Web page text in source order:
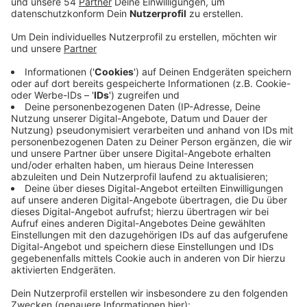
Anzeige
Der Mann soll vor drei Jahren einen psychisch kranken
Patienten mit einer Überdosis Beruhigungsmittel
getötet haben. Das Ganze soll in der psychiatrischen
Klinik in Viersen vorgefallen sein. Der Angeklagte soll in
der Tatnacht allein für den Patienten zuständig
gewesen sein. Dieser hatte sich das Gelenk
ausgekugelt und wurde deshalb auf der Orthopädie-
Station behandelt. Der 64jährige soll dem Patienten
ohne Rücksprache mit dem behandelnden Arzt
mehrfach starke Beruhigungsmittel gegeben haben.
Das hat dann zu der Überdosis geführt. Der
Angeklagte hat bereits ausgesagt, dass er den
unruhigen Senior mit dem Medikament ruhigstellen
Verhandlungstage angesetzt.